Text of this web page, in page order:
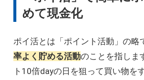
駐車場経営
D コインランドリー経営
めて現金化
ポイ活とは「ポイント活動」の略
率よく貯める活動のことを指しま
ト10倍dayの日を狙って買い物を